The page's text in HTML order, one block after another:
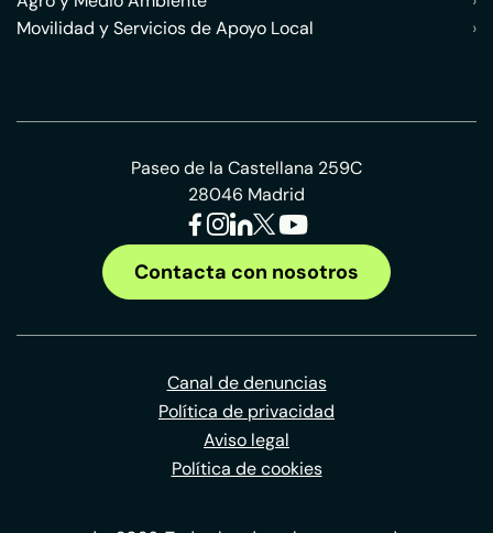
Movilidad y Servicios de Apoyo Local
›
Paseo de la Castellana 259C
28046 Madrid
Contacta con nosotros
Canal de denuncias
Política de privacidad
Aviso legal
Política de cookies